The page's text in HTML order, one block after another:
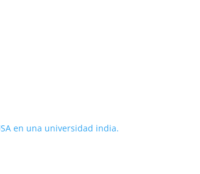
en una universidad india.